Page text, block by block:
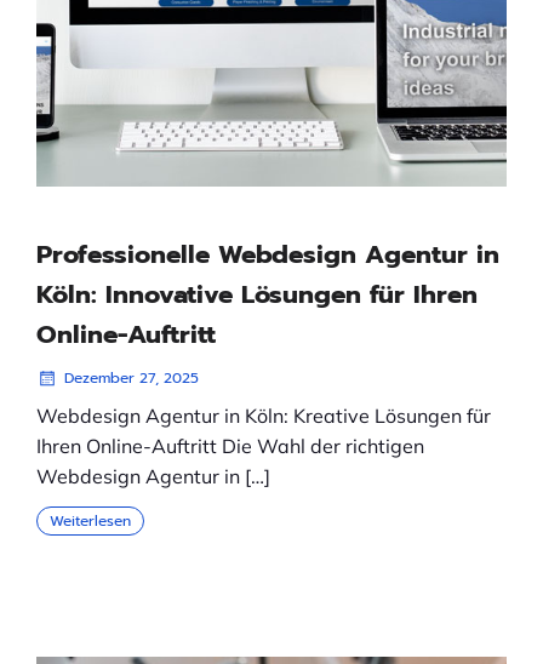
Professionelle Webdesign Agentur in
Köln: Innovative Lösungen für Ihren
Online-Auftritt
Dezember 27, 2025
Webdesign Agentur in Köln: Kreative Lösungen für
Ihren Online-Auftritt Die Wahl der richtigen
Webdesign Agentur in […]
Weiterlesen